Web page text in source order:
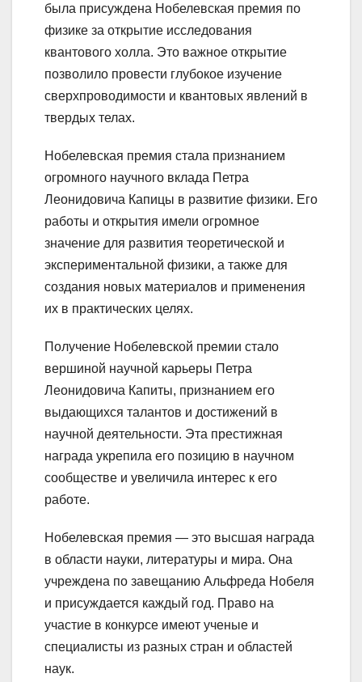
была присуждена Нобелевская премия по
физике за открытие исследования
квантового холла. Это важное открытие
позволило провести глубокое изучение
сверхпроводимости и квантовых явлений в
твердых телах.
Нобелевская премия стала признанием
огромного научного вклада Петра
Леонидовича Капицы в развитие физики. Его
работы и открытия имели огромное
значение для развития теоретической и
экспериментальной физики, а также для
создания новых материалов и применения
их в практических целях.
Получение Нобелевской премии стало
вершиной научной карьеры Петра
Леонидовича Капиты, признанием его
выдающихся талантов и достижений в
научной деятельности. Эта престижная
награда укрепила его позицию в научном
сообществе и увеличила интерес к его
работе.
Нобелевская премия — это высшая награда
в области науки, литературы и мира. Она
учреждена по завещанию Альфреда Нобеля
и присуждается каждый год. Право на
участие в конкурсе имеют ученые и
специалисты из разных стран и областей
наук.